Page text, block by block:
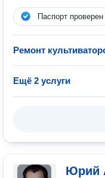
Паспорт проверен
Ремонт
Ещё 2 услуги
Юрий